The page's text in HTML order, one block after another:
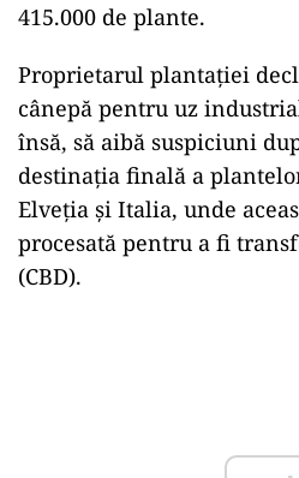
415.000 de plante.
Proprietarul plantaţiei
cânepă pentru uz
însă, să aibă suspiciuni
destinaţia finală a
Elveţia şi Italia, unde
procesată pentru a fi
(CBD).